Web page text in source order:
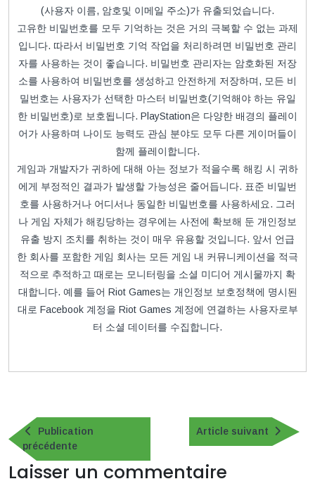
(사용자 이름, 암호및 이메일 주소)가 유출되었습니다.
고유한 비밀번호를 모두 기억하는 것은 거의 극복할 수 없는 과제
입니다. 따라서 비밀번호 기억 작업을 처리하려면 비밀번호 관리
자를 사용하는 것이 좋습니다. 비밀번호 관리자는 암호화된 저장
소를 사용하여 비밀번호를 생성하고 안전하게 저장하며, 모든 비
밀번호는 사용자가 선택한 마스터 비밀번호(기억해야 하는 유일
한 비밀번호)로 보호됩니다. PlayStation은 다양한 배경의 플레이
어가 사용하며 나이도 능력도 관심 분야도 모두 다른 게이머들이
함께 플레이합니다.
게임과 개발자가 귀하에 대해 아는 정보가 적을수록 해킹 시 귀하
에게 부정적인 결과가 발생할 가능성은 줄어듭니다. 표준 비밀번
호를 사용하거나 어디서나 동일한 비밀번호를 사용하세요. 그러
나 게임 자체가 해킹당하는 경우에는 사전에 확보해 둔 개인정보
유출 방지 조치를 취하는 것이 매우 유용할 것입니다. 앞서 언급
한 회사를 포함한 게임 회사는 모든 게임 내 커뮤니케이션을 적극
적으로 추적하고 때로는 모니터링을 소셜 미디어 게시물까지 확
대합니다. 예를 들어 Riot Games는 개인정보 보호정책에 명시된
대로 Facebook 계정을 Riot Games 계정에 연결하는 사용자로부
터 소셜 데이터를 수집합니다.
Navigation
de
l’article
Publication
précédentePublication
précédente
Article suivant
Article
Laisser un commentaire